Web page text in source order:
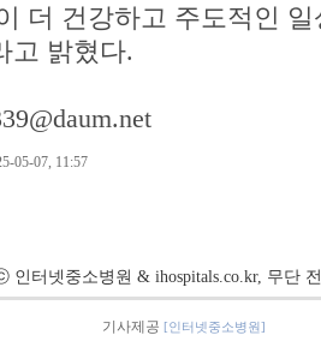
더 건강하고 주도적인
고 밝혔다.
05-07, 11:57
인터넷중소병원 & ihospitals.co.kr, 무단
기사제공 [인터넷중소병원]